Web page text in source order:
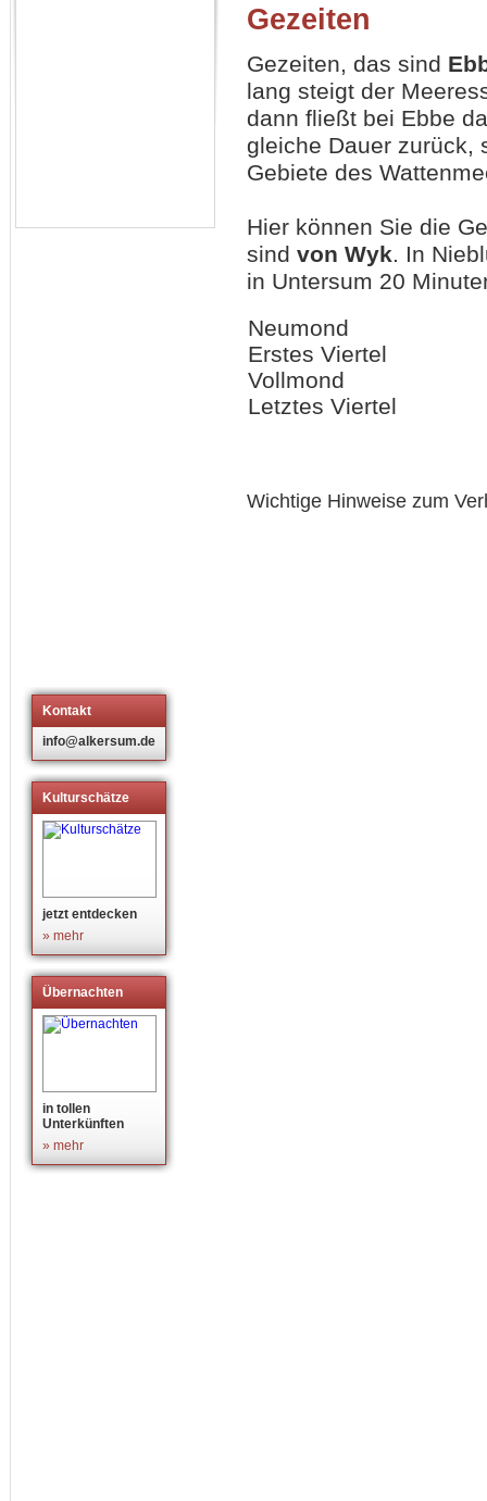
Gezeiten
Gezeiten, das sind
lang steigt der
dann fließt bei Ebbe
gleiche Dauer zurück,
Gebiete des
Hier können Sie die
sind von Wyk. In
in Untersum 20
Neumond
Erstes Viertel
Vollmond
Letztes Viertel
Wichtige Hinweise zum
Kontakt
info@alkersum.de
Kulturschätze
jetzt entdecken
» mehr
Übernachten
in tollen
Unterkünften
» mehr